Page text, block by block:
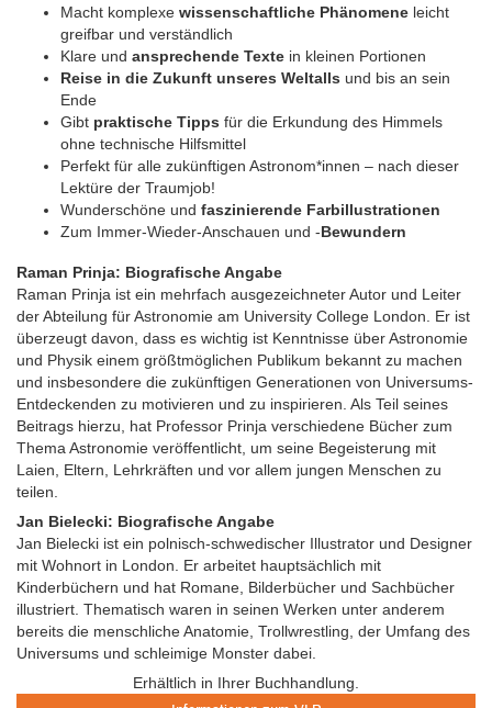
Macht komplexe wissenschaftliche Phänomene leicht
greifbar und verständlich
Klare und ansprechende Texte in kleinen Portionen
Reise in die Zukunft unseres Weltalls und bis an sein
Ende
Gibt praktische Tipps für die Erkundung des Himmels
ohne technische Hilfsmittel
Perfekt für alle zukünftigen Astronom*innen – nach dieser
Lektüre der Traumjob!
Wunderschöne und faszinierende Farbillustrationen
Zum Immer-Wieder-Anschauen und -Bewundern
Raman Prinja: Biografische Angabe
Raman Prinja ist ein mehrfach ausgezeichneter Autor und Leiter
der Abteilung für Astronomie am University College London. Er ist
überzeugt davon, dass es wichtig ist Kenntnisse über Astronomie
und Physik einem größtmöglichen Publikum bekannt zu machen
und insbesondere die zukünftigen Generationen von Universums-
Entdeckenden zu motivieren und zu inspirieren. Als Teil seines
Beitrags hierzu, hat Professor Prinja verschiedene Bücher zum
Thema Astronomie veröffentlicht, um seine Begeisterung mit
Laien, Eltern, Lehrkräften und vor allem jungen Menschen zu
teilen.
Jan Bielecki: Biografische Angabe
Jan Bielecki ist ein polnisch-schwedischer Illustrator und Designer
mit Wohnort in London. Er arbeitet hauptsächlich mit
Kinderbüchern und hat Romane, Bilderbücher und Sachbücher
illustriert. Thematisch waren in seinen Werken unter anderem
bereits die menschliche Anatomie, Trollwrestling, der Umfang des
Universums und schleimige Monster dabei.
Erhältlich in Ihrer Buchhandlung.